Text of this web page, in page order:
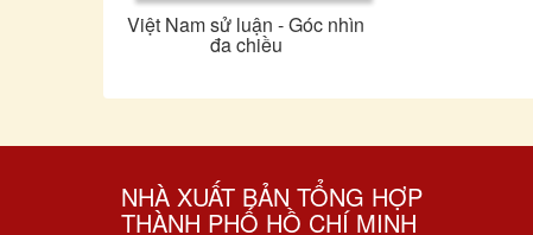
Việt Nam sử luận - Góc nhìn
đa chiều
NHÀ XUẤT BẢN TỔNG HỢP
THÀNH PHỐ HỒ CHÍ MINH